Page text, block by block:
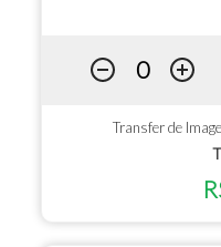
Transfer de